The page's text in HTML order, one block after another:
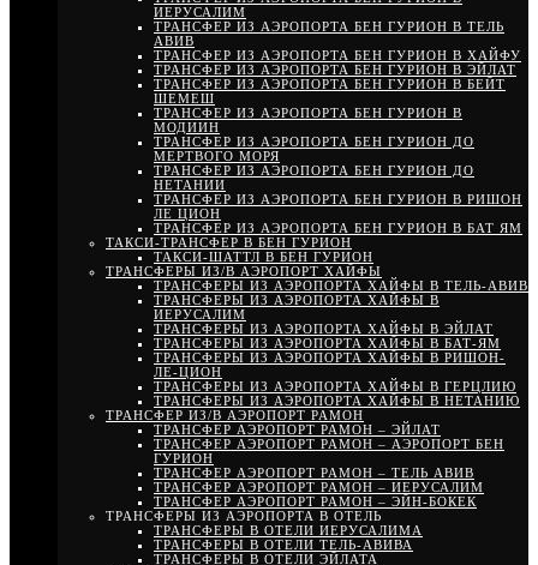
ИЕРУСАЛИМ
ТРАНСФЕР ИЗ АЭРОПОРТА БЕН ГУРИОН В ТЕЛЬ
АВИВ
ТРАНСФЕР ИЗ АЭРОПОРТА БЕН ГУРИОН В ХАЙФУ
ТРАНСФЕР ИЗ АЭРОПОРТА БЕН ГУРИОН В ЭЙЛАТ
ТРАНСФЕР ИЗ АЭРОПОРТА БЕН ГУРИОН В БЕЙТ
ШЕМЕШ
ТРАНСФЕР ИЗ АЭРОПОРТА БЕН ГУРИОН В
МОДИИН
ТРАНСФЕР ИЗ АЭРОПОРТА БЕН ГУРИОН ДО
МЕРТВОГО МОРЯ
ТРАНСФЕР ИЗ АЭРОПОРТА БЕН ГУРИОН ДО
НЕТАНИИ
ТРАНСФЕР ИЗ АЭРОПОРТА БЕН ГУРИОН В РИШОН
ЛЕ ЦИОН
ТРАНСФЕР ИЗ АЭРОПОРТА БЕН ГУРИОН В БАТ ЯМ
ТАКСИ-ТРАНСФЕР В БЕН ГУРИОН
ТАКСИ-ШАТТЛ В БЕН ГУРИОН
ТРАНСФЕРЫ ИЗ/В АЭРОПОРТ ХАЙФЫ
ТРАНСФЕРЫ ИЗ АЭРОПОРТА ХАЙФЫ В ТЕЛЬ-АВИВ
ТРАНСФЕРЫ ИЗ АЭРОПОРТА ХАЙФЫ В
ИЕРУСАЛИМ
ТРАНСФЕРЫ ИЗ АЭРОПОРТА ХАЙФЫ В ЭЙЛАТ
ТРАНСФЕРЫ ИЗ АЭРОПОРТА ХАЙФЫ В БАТ-ЯМ
ТРАНСФЕРЫ ИЗ АЭРОПОРТА ХАЙФЫ В РИШОН-
ЛЕ-ЦИОН
ТРАНСФЕРЫ ИЗ АЭРОПОРТА ХАЙФЫ В ГЕРЦЛИЮ
ТРАНСФЕРЫ ИЗ АЭРОПОРТА ХАЙФЫ В НЕТАНИЮ
ТРАНСФЕР ИЗ/В АЭРОПОРТ РАМОН
ТРАНСФЕР АЭРОПОРТ РАМОН – ЭЙЛАТ
ТРАНСФЕР АЭРОПОРТ РАМОН – АЭРОПОРТ БЕН
ГУРИОН
ТРАНСФЕР АЭРОПОРТ РАМОН – ТЕЛЬ АВИВ
ТРАНСФЕР АЭРОПОРТ РАМОН – ИЕРУСАЛИМ
ТРАНСФЕР АЭРОПОРТ РАМОН – ЭЙН-БОКЕК
ТРАНСФЕРЫ ИЗ АЭРОПОРТА В ОТЕЛЬ
ТРАНСФЕРЫ В ОТЕЛИ ИЕРУСАЛИМА
ТРАНСФЕРЫ В ОТЕЛИ ТЕЛЬ-АВИВА
ТРАНСФЕРЫ В ОТЕЛИ ЭЙЛАТА